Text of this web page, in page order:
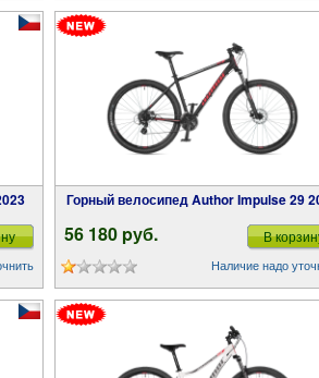
Горный велосипед Author Impulse 29
56 180 pуб. В
Наличие надо